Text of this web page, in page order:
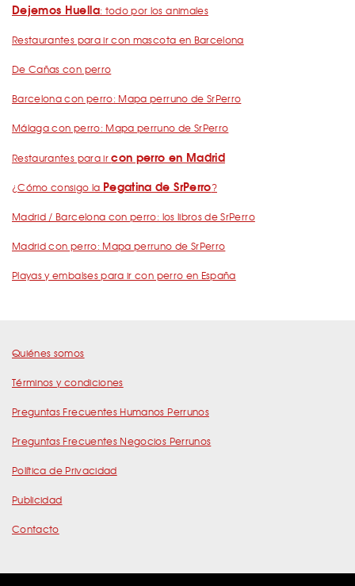
Dejemos Huella: todo por los animales
Restaurantes para ir con mascota en Barcelona
De Cañas con perro
Barcelona con perro: Mapa perruno de SrPerro
Málaga con perro: Mapa perruno de SrPerro
Restaurantes para ircon perro en Madrid
¿Cómo consigo la Pegatina de SrPerro?
Madrid / Barcelona con perro: los libros de SrPerro
Madrid con perro: Mapa perruno de SrPerro
Playas y embalses para ir con perro en España
Quiénes somos
Términos y condiciones
Preguntas Frecuentes Humanos Perrunos
Preguntas Frecuentes Negocios Perrunos
Política de Privacidad
Publicidad
Contacto